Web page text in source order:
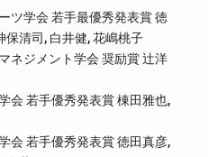
ツ学会 若手最優秀発表賞 徳
保清司, 白井健, 花嶋桃子
ネジメント学会 奨励賞 辻洋
会 若手優秀発表賞 棟田雅也,
会 若手優秀発表賞 徳田真彦,